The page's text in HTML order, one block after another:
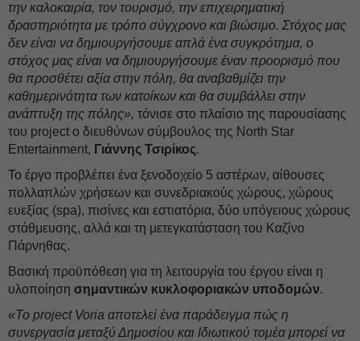
την καλοκαιρία, τον τουρισμό, την επιχειρηματική
δραστηριότητα με τρόπο σύγχρονο και βιώσιμο. Στόχος μας
δεν είναι να δημιουργήσουμε απλά ένα συγκρότημα, ο
στόχος μας είναι να δημιουργήσουμε έναν προορισμό που
θα προσθέτει αξία στην πόλη, θα αναβαθμίζει την
καθημερινότητα των κατοίκων και θα συμβάλλει στην
ανάπτυξη της πόλης», τόνισε στο πλαίσιο της παρουσίασης
του project o διευθύνων σύμβουλος της North Star
Entertainment, Γιάννης Τσιρίκος.
Το έργο προβλέπει ένα ξενοδοχείο 5 αστέρων, αίθουσες
πολλαπλών χρήσεων και συνεδριακούς χώρους, χώρους
ευεξίας (spa), πισίνες και εστιατόρια, δύο υπόγειους χώρους
στάθμευσης, αλλά και τη μετεγκατάσταση του Καζίνο
Πάρνηθας.
Βασική προϋπόθεση για τη λειτουργία του έργου είναι η
υλοποίηση σημαντικών κυκλοφοριακών υποδομών.
«Το project Voria αποτελεί ένα παράδειγμα πώς η
συνεργασία μεταξύ Δημοσίου και Ιδιωτικού τομέα μπορεί να